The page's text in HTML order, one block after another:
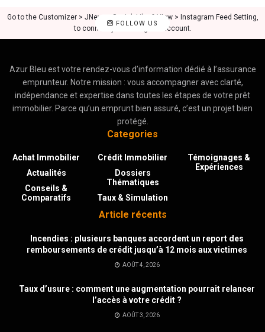
FOLLOW US
Go to the Customizer > JNews : Social, Like & View > Instagram Feed Setting,
to connect your Instagram account.
Azur Bleu est votre rendez-vous d’information dédié à l’assurance
emprunteur. Notre mission : vous accompagner avec clarté,
indépendance et expertise dans toutes les étapes de votre prêt
immobilier. Parce qu’un emprunt bien assuré, c’est un projet bien
protégé.
Categories
Achat Immobilier
Actualités
Conseils &
Comparatifs
Crédit Immobilier
Dossiers
Thématiques
Taux & Simulation
Témoignages &
Expériences
Article récents
Incendies : plusieurs banques accordent un report des
remboursements de crédit jusqu’à 12 mois aux victimes
AOÛT 4, 2026
Taux d’usure : comment une augmentation pourrait relancer
l’accès à votre crédit ?
AOÛT 3, 2026